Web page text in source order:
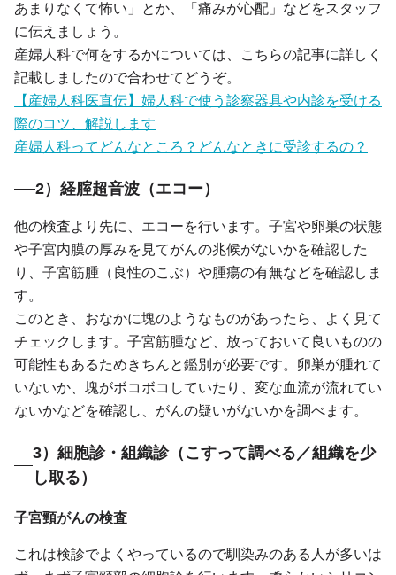
あまりなくて怖い」とか、「痛みが心配」などをスタッフ
に伝えましょう。
産婦人科で何をするかについては、こちらの記事に詳しく
記載しましたので合わせてどうぞ。
【産婦人科医直伝】婦人科で使う診察器具や内診を受ける
際のコツ、解説します
産婦人科ってどんなところ？どんなときに受診するの？
2）経腟超音波（エコー）
他の検査より先に、エコーを行います。子宮や卵巣の状態
や子宮内膜の厚みを見てがんの兆候がないかを確認した
り、子宮筋腫（良性のこぶ）や腫瘍の有無などを確認しま
す。
このとき、おなかに塊のようなものがあったら、よく見て
チェックします。子宮筋腫など、放っておいて良いものの
可能性もあるためきちんと鑑別が必要です。卵巣が腫れて
いないか、塊がボコボコしていたり、変な血流が流れてい
ないかなどを確認し、がんの疑いがないかを調べます。
3）細胞診・組織診（こすって調べる／組織を少
し取る）
子宮頸がんの検査
これは検診でよくやっているので馴染みのある人が多いは